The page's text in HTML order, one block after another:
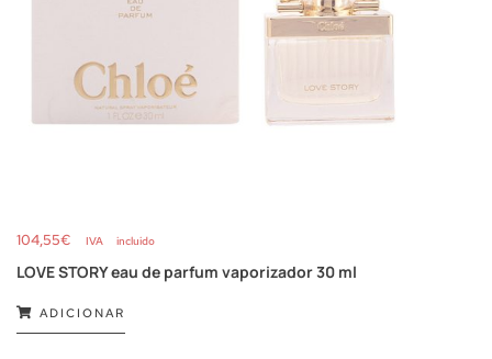
104,55€ IVA incluido
LOVE STORY eau de parfum vaporizador 30 ml
ADICIONAR